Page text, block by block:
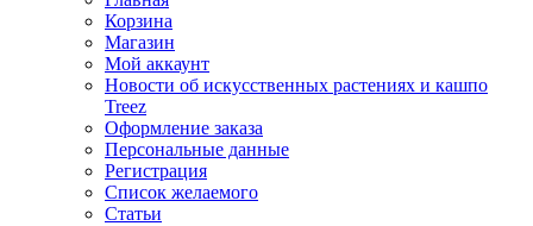
Корзина
Магазин
Мой аккаунт
Новости об искусственных растениях и кашпо
Treez
Оформление заказа
Персональные данные
Регистрация
Список желаемого
Статьи